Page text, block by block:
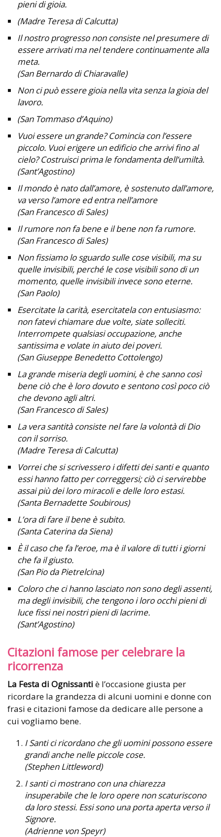
pieni di gioia.
(Madre Teresa di Calcutta)
Il nostro progresso non consiste nel presumere di
essere arrivati ma nel tendere continuamente alla
meta.
(San Bernardo di Chiaravalle)
Non ci può essere gioia nella vita senza la gioia del
lavoro.
(San Tommaso d’Aquino)
Vuoi essere un grande? Comincia con l’essere
piccolo. Vuoi erigere un edificio che arrivi fino al
cielo? Costruisci prima le fondamenta dell’umiltà.
(Sant’Agostino)
Il mondo è nato dall’amore, è sostenuto dall’amore,
va verso l’amore ed entra nell’amore
(San Francesco di Sales)
Il rumore non fa bene e il bene non fa rumore.
(San Francesco di Sales)
Non fissiamo lo sguardo sulle cose visibili, ma su
quelle invisibili, perché le cose visibili sono di un
momento, quelle invisibili invece sono eterne.
(San Paolo)
Esercitate la carità, esercitatela con entusiasmo:
non fatevi chiamare due volte, siate solleciti.
Interrompete qualsiasi occupazione, anche
santissima e volate in aiuto dei poveri.
(San Giuseppe Benedetto Cottolengo)
La grande miseria degli uomini, è che sanno così
bene ciò che è loro dovuto e sentono così poco ciò
che devono agli altri.
(San Francesco di Sales)
La vera santità consiste nel fare la volontà di Dio
con il sorriso.
(Madre Teresa di Calcutta)
Vorrei che si scrivessero i difetti dei santi e quanto
essi hanno fatto per correggersi; ciò ci servirebbe
assai più dei loro miracoli e delle loro estasi.
(Santa Bernadette Soubirous)
L’ora di fare il bene è subito.
(Santa Caterina da Siena)
È il caso che fa l’eroe, ma è il valore di tutti i giorni
che fa il giusto.
(San Pio da Pietrelcina)
Coloro che ci hanno lasciato non sono degli assenti,
ma degli invisibili, che tengono i loro occhi pieni di
luce fissi nei nostri pieni di lacrime.
(Sant’Agostino)
Citazioni famose per celebrare la
ricorrenza
La Festa di Ognissanti è l’occasione giusta per
ricordare la grandezza di alcuni uomini e donne con
frasi e citazioni famose da dedicare alle persone a
cui vogliamo bene.
I Santi ci ricordano che gli uomini possono essere
grandi anche nelle piccole cose.
(Stephen Littleword)
I santi ci mostrano con una chiarezza
insuperabile che le loro opere non scaturiscono
da loro stessi. Essi sono una porta aperta verso il
Signore.
(Adrienne von Speyr)